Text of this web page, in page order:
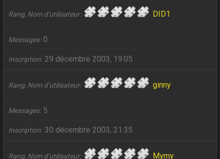
Rang, Nom d’utilisateur DID1
Messages 0
Inscription 29 décembre 2003, 19:05
Rang, Nom d’utilisateur ginny
Messages 5
Inscription 30 décembre 2003, 21:35
Rang, Nom d’utilisateur Mymy